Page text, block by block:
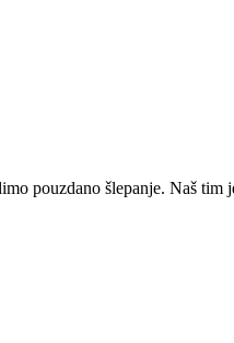
pouzdano šlepanje. Naš tim